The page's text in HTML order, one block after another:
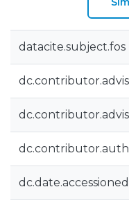
datacite.subject.fos
dc.date.accessioned